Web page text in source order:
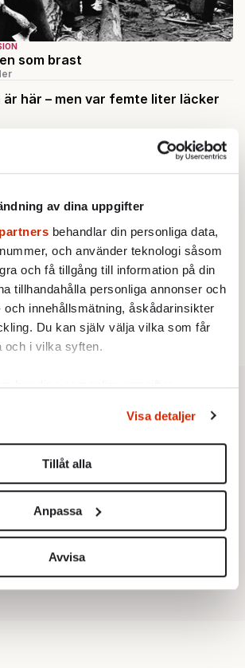
av dina uppgifter
behandlar din personliga data,
och använder teknologi såsom
och få tillgång till information på din
tillhandahålla personliga annonser och
och innehållsmätning, åskådarinsikter
Du kan själv välja vilka som får
och i vilka syften.
hur dina personliga uppgifter
dra tillbaka ditt samtycke när som
för att anpassa innehållet
och analysera vår trafik. Vi
sådana identifierare och annan
enhet till de sociala medier och
som vi samarbetar med.
Visa detaljer
Tillåt alla
Anpassa
Avvisa
som brast
här – men var femte liter läcker
På ”Kommunisthögskolan” drömde
arbetarklass
Ja, AC är ett hot mot den
Sagan om den lågbegåvade
i Filipstad
islamistdådet oroar sig
Wold